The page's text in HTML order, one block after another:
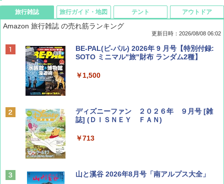
旅行雑誌
Amazon 旅行雑誌 の売れ筋ランキング
更新日時：2026/08/08 06:02
BE-PAL(ビ-パル) 2026年 9 月号【特別付録:
SOTO ミニマル"旅"財布 ランダム2種】
￥1,500
ディズニーファン ２０２６年 ９月号 [雑
誌] (ＤＩＳＮＥＹ ＦＡＮ)
￥713
山と溪谷 2026年8月号「南アルプス大全」
旅行ガイド・地図 テント アウトドア